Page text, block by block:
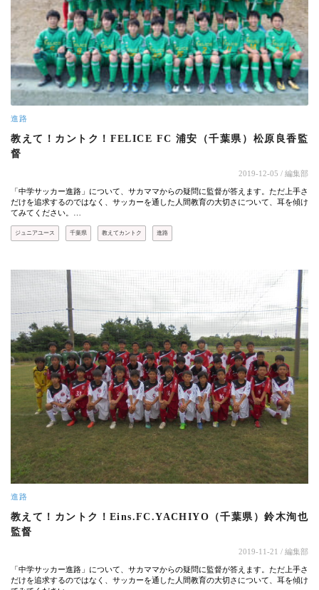
進路
教えて！カントク！FELICE FC 浦安（千葉県）松原良香監
督
2019-12-05 / 編集部
「中学サッカー進路」について、サカママからの疑問に監督が答えます。ただ上手さ
だけを追求するのではなく、サッカーを通した人間教育の大切さについて、耳を傾け
てみてください。…
ジュニアユース 千葉県 教えてカントク 進路
進路
教えて！カントク！Eins.FC.YACHIYO（千葉県）鈴木洵也
監督
2019-11-21 / 編集部
「中学サッカー進路」について、サカママからの疑問に監督が答えます。ただ上手さ
だけを追求するのではなく、サッカーを通した人間教育の大切さについて、耳を傾け